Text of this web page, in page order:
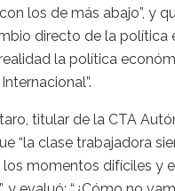
los de más abajo”, y
directo de la política
la política
titular de la CTA
“la clase trabajadora
momentos difíciles y